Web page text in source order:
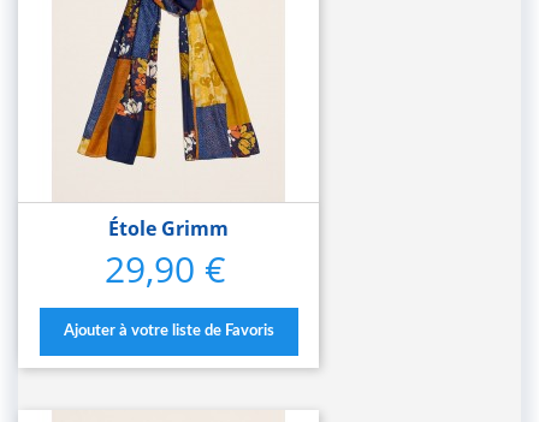
Étole Grimm
Prix
29,90 €
Ajouter à votre liste de Favoris